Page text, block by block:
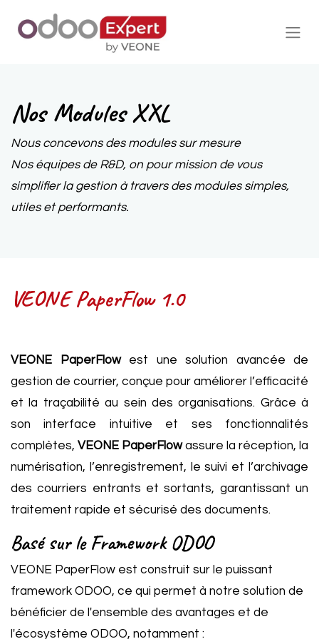
Nos Modules XXL
Nous concevons des modules sur mesure
Nos équipes de R&D, on pour mission de vous
simplifier la gestion à travers des modules simples,
utiles et performants.
VEONE PaperFlow 1.0
VEONE PaperFlow est une solution avancée de
gestion de courrier, conçue pour améliorer l’efficacité
et la traçabilité au sein des organisations. Grâce à
son interface intuitive et ses fonctionnalités
complètes, VEONE PaperFlowassure la réception, la
numérisation, l’enregistrement, le suivi et l’archivage
des courriers entrants et sortants, garantissant un
traitement rapide et sécurisé des documents.
Basé sur le Framework ODOO
VEONE PaperFlow est construit sur le puissant
framework ODOO, ce qui permet à notre solution de
bénéficier de l'ensemble des avantages et de
l'écosystème ODOO, notamment :